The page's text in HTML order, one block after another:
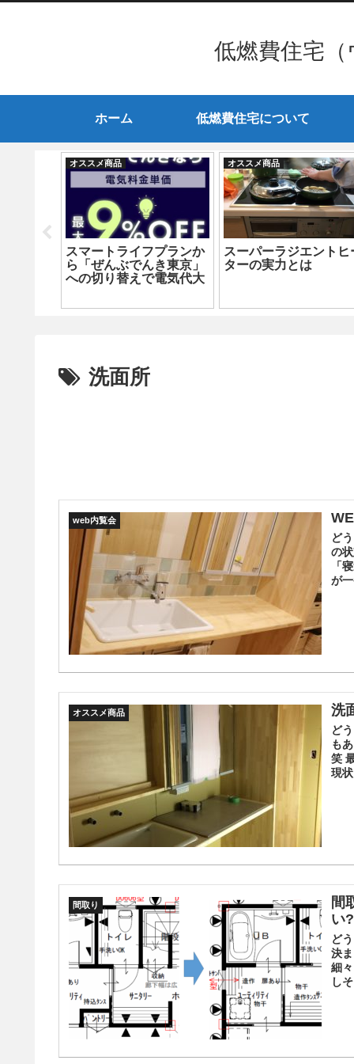
低燃費住宅
ホーム 低燃費住宅について
オススメ商品
スマートライフプランか
ら「ぜんぶでんき東京」
への切り替えで電気代大
オススメ商品
スーパーラジエントヒ
ターの実力とは
洗面所
web内覧会
ど
の
「
が
オススメ商品 洗
ど
も
笑
現
間取り
間
い?
ど
決
細
し